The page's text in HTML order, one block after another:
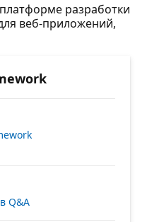
разработки
веб-приложений,
Q&A